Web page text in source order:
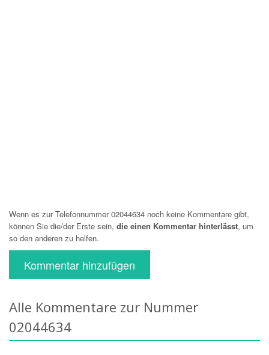
Wenn es zur Telefonnummer 02044634 noch keine Kommentare gibt,
können Sie die/der Erste sein, die einen Kommentar hinterlässt, um
so den anderen zu helfen.
Kommentar hinzufügen
Alle Kommentare zur Nummer
02044634